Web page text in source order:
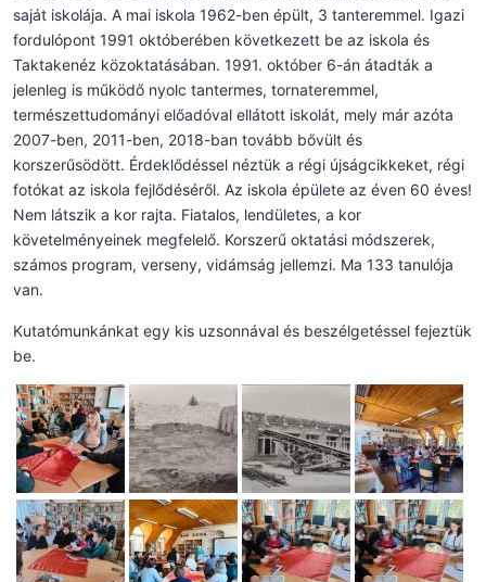
saját iskolája. A mai iskola 1962-ben épült, 3 tanteremmel. Igazi
fordulópont 1991 októberében következett be az iskola és
Taktakenéz közoktatásában. 1991. október 6-án átadták a
jelenleg is működő nyolc tantermes, tornateremmel,
természettudományi előadóval ellátott iskolát, mely már azóta
2007-ben, 2011-ben, 2018-ban tovább bővült és
korszerűsödött. Érdeklődéssel néztük a régi újságcikkeket, régi
fotókat az iskola fejlődéséről. Az iskola épülete az éven 60 éves!
Nem látszik a kor rajta. Fiatalos, lendületes, a kor
követelményeinek megfelelő. Korszerű oktatási módszerek,
számos program, verseny, vidámság jellemzi. Ma 133 tanulója
van.
Kutatómunkánkat egy kis uzsonnával és beszélgetéssel fejeztük
be.